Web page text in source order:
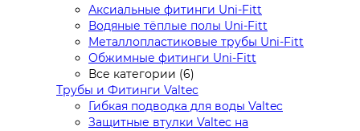
Аксиальные фитинги Uni-Fitt
Водяные тёплые полы Uni-Fitt
Металлопластиковые трубы Uni-Fitt
Обжимные фитинги Uni-Fitt
Все категории (6)
Трубы и Фитинги Valtec
Гибкая подводка для воды Valtec
Защитные втулки Valtec на